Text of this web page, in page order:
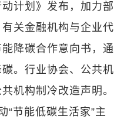
计划》发布，加力部
关金融机构与企业代
降碳合作意向书，通
。行业协会、公共机
机构制冷改造声明。
“节能低碳生活家”主